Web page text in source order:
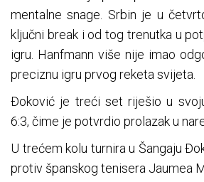
mentalne snage. Srbin je u
ključni break i od tog trenutka u
igru. Hanfmann više nije imao
preciznu igru prvog reketa svijeta.
Đoković je treći set riješio u
6:3, čime je potvrdio prolazak u
U trećem kolu turnira u Šangaju
protiv španskog tenisera Jaumea